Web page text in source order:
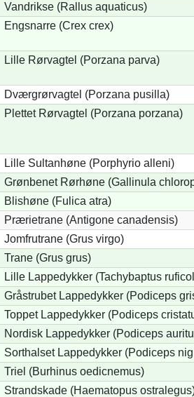
Vandrikse (Rallus aquaticus)
Engsnarre (Crex crex)
Lille Rørvagtel (Porzana parva)
Dværgrørvagtel (Porzana pusilla)
Plettet Rørvagtel (Porzana porzana)
Lille Sultanhøne (Porphyrio alleni)
Grønbenet Rørhøne (Gallinula
Blishøne (Fulica atra)
Prærietrane (Antigone canadensis)
Jomfrutrane (Grus virgo)
Trane (Grus grus)
Lille Lappedykker (Tachybaptus
Gråstrubet Lappedykker (Podiceps
Toppet Lappedykker (Podiceps
Nordisk Lappedykker (Podiceps
Sorthalset Lappedykker (Podiceps
Triel (Burhinus oedicnemus)
Strandskade (Haematopus